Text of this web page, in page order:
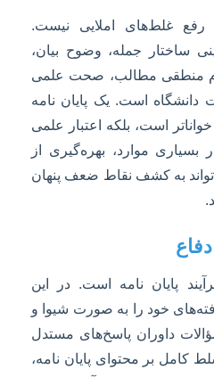
غلط‌های املایی نیست.
ساختار جمله، وضوح بیان،
منطقی مطالب، صحت علمی
دانشگاه است. یک پایان نامه
است، بلکه اعتبار علمی
بسیاری موارد، بهره‌گیری از
به کشف نقاط ضعف پنهان
پایان نامه است. در این
خود را به صورت شیوا و
داوران پاسخ‌های مستدل
کامل بر محتوای پایان نامه،